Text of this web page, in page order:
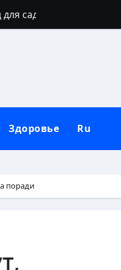
сада
и сердца
Здоровье Ru
поради